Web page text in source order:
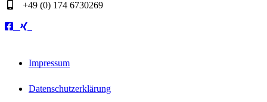
+49 (0) 174 6730269
Impressum
Datenschutzerklärung